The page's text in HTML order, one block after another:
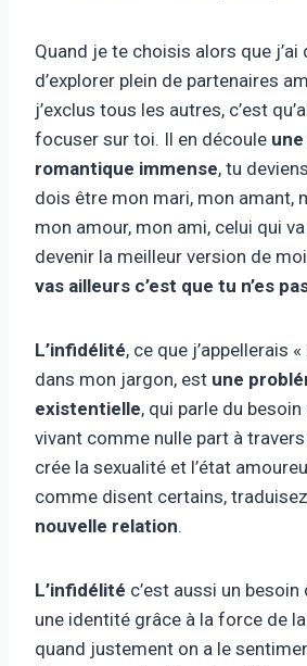
Quand je te choisis alors que j’ai
d’explorer plein de partenaires
j’exclus tous les autres, c’est
focuser sur toi. Il en découle
romantique immense, tu
dois être mon mari, mon amant,
mon amour, mon ami, celui qui
devenir la meilleur version de
vas ailleurs c’est que tu n’es
L’infidélité, ce que j’appellerais
dans mon jargon, est une
existentielle, qui parle du
vivant comme nulle part à travers
crée la sexualité et l’état
comme disent certains, traduisez
nouvelle relation.
L’infidélité c’est aussi un
une identité grâce à la force de
quand justement on a le